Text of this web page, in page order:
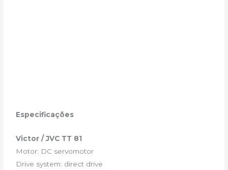
Especificações
Victor / JVC TT 81
Motor: DC servomotor
Drive system: direct drive